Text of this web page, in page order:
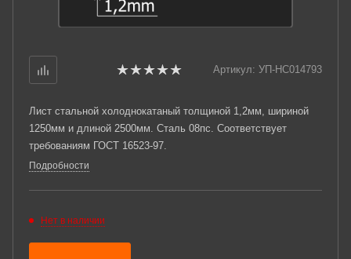
Артикул: УП-НС014793
Лист стальной холоднокатаный толщиной 1,2мм, шириной
1250мм и длиной 2500мм. Сталь 08пс. Соответствует
требованиям ГОСТ 16523-97.
Подробности
Нет в наличии